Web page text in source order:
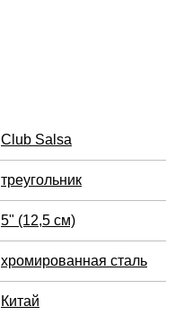
Club Salsa
треугольник
5" (12,5 см)
хромированная сталь
Китай